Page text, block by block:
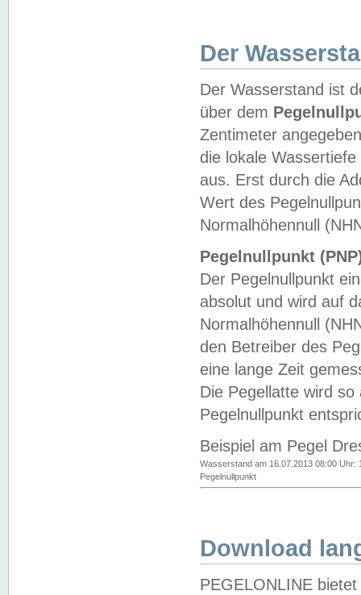
Der
Der Wasserstand ist
über dem
Zentimeter
die lokale
aus. Erst durch die
Wert des
Normalhöhennull
Pegelnullpunkt
Der Pegelnullpunkt
absolut und wird auf
Normalhöhennull
den Betreiber des
eine lange Zeit
Die Pegellatte wird
Pegelnullpunkt
Beispiel am Pegel
Wasserstand am 16.07.2013 08:00 Uhr:
Pegelnullpunkt
Download
PEGELONLINE